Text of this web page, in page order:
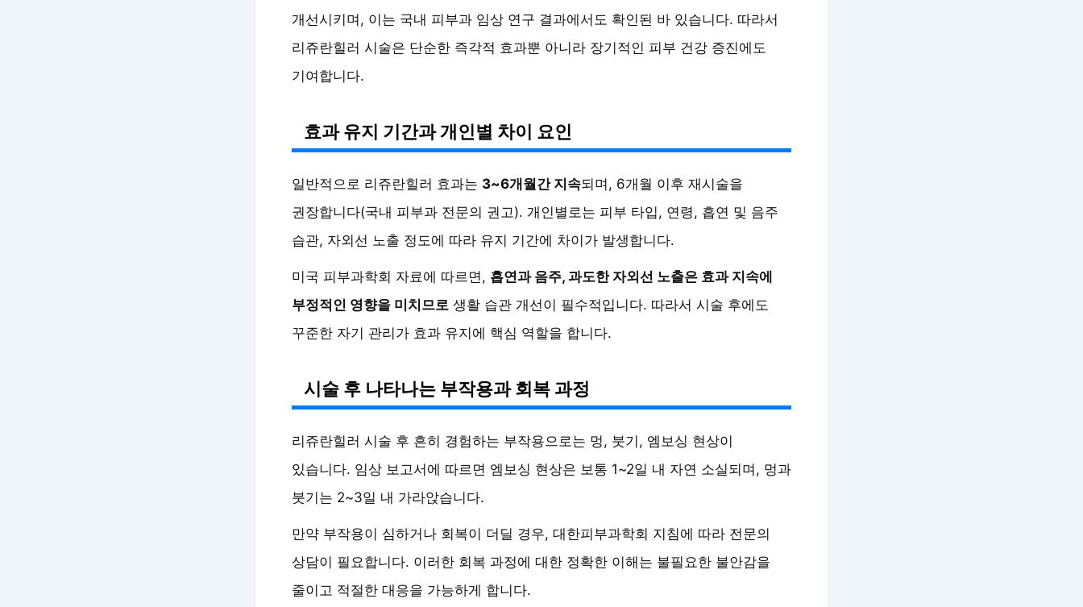
개선시키며, 이는 국내 피부과 임상 연구 결과에서도 확인된 바 있습니다. 따라서
리쥬란힐러 시술은 단순한 즉각적 효과뿐 아니라 장기적인 피부 건강 증진에도
기여합니다.
효과 유지 기간과 개인별 차이 요인
일반적으로 리쥬란힐러 효과는 3~6개월간 지속되며, 6개월 이후 재시술을
권장합니다(국내 피부과 전문의 권고). 개인별로는 피부 타입, 연령, 흡연 및 음주
습관, 자외선 노출 정도에 따라 유지 기간에 차이가 발생합니다.
미국 피부과학회 자료에 따르면, 흡연과 음주, 과도한 자외선 노출은 효과 지속에
부정적인 영향을 미치므로 생활 습관 개선이 필수적입니다. 따라서 시술 후에도
꾸준한 자기 관리가 효과 유지에 핵심 역할을 합니다.
시술 후 나타나는 부작용과 회복 과정
리쥬란힐러 시술 후 흔히 경험하는 부작용으로는 멍, 붓기, 엠보싱 현상이
있습니다. 임상 보고서에 따르면 엠보싱 현상은 보통 1~2일 내 자연 소실되며, 멍과
붓기는 2~3일 내 가라앉습니다.
만약 부작용이 심하거나 회복이 더딜 경우, 대한피부과학회 지침에 따라 전문의
상담이 필요합니다. 이러한 회복 과정에 대한 정확한 이해는 불필요한 불안감을
줄이고 적절한 대응을 가능하게 합니다.